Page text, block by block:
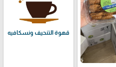
قهوة التنحيف ونسكافيه